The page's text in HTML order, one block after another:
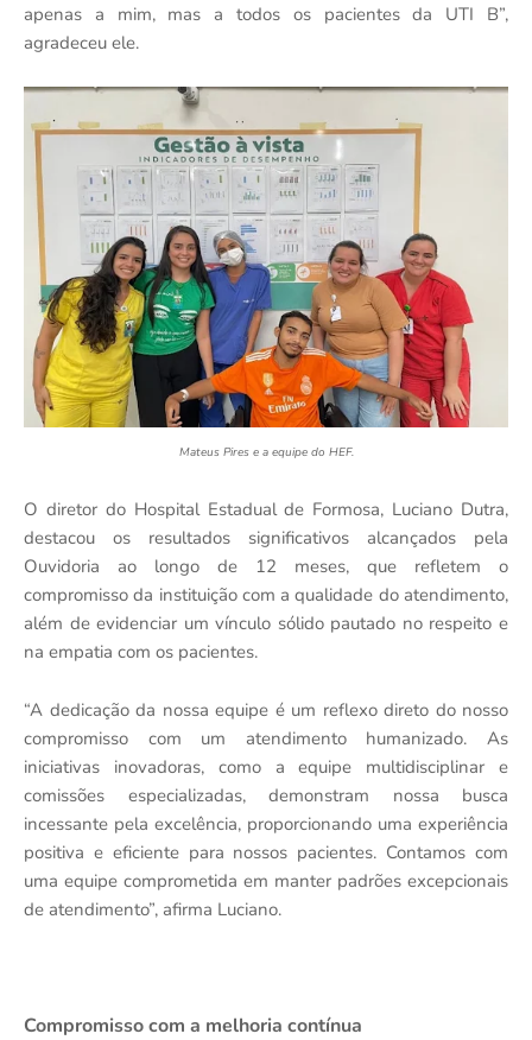
apenas a mim, mas a todos os pacientes da UTI B”,
agradeceu ele.
Mateus Pires e a equipe do HEF.
O diretor do Hospital Estadual de Formosa, Luciano Dutra,
destacou os resultados significativos alcançados pela
Ouvidoria ao longo de 12 meses, que refletem o
compromisso da instituição com a qualidade do atendimento,
além de evidenciar um vínculo sólido pautado no respeito e
na empatia com os pacientes.
“A dedicação da nossa equipe é um reflexo direto do nosso
compromisso com um atendimento humanizado. As
iniciativas inovadoras, como a equipe multidisciplinar e
comissões especializadas, demonstram nossa busca
incessante pela excelência, proporcionando uma experiência
positiva e eficiente para nossos pacientes. Contamos com
uma equipe comprometida em manter padrões excepcionais
de atendimento”, afirma Luciano.
Compromisso com a melhoria contínua